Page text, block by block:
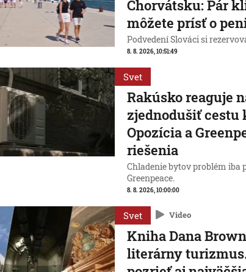
Chorvátsku: Pár
môžete prísť o
Podvedení Slováci si
8. 8. 2026, 10:51:49
Svet
Rakúsko reaguje
zjednodušiť
Opozícia a
riešenia
Chladenie bytov problém iba
Greenpeace.
8. 8. 2026, 10:00:00
Svet Video
Kniha Dana
literárny